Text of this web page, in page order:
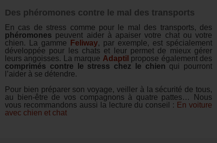
Des phéromones contre le mal des transports
En cas de stress comme pour le mal des transports, des
phéromones peuvent aider à apaiser votre chat ou votre
chien. La gamme
Feliway, par exemple, est spécialement
développée pour les chats et leur permet de mieux gérer
leurs angoisses. La marque Adaptil propose également des
comprimés contre le stress chez le chien qui pourront
l’aider à se détendre.
Pour bien préparer son voyage, veiller à la sécurité de tous,
au bien-être de vos compagnons à quatre pattes… Nous
vous recommandons aussi la lecture du conseil : En voiture
avec chien et chat